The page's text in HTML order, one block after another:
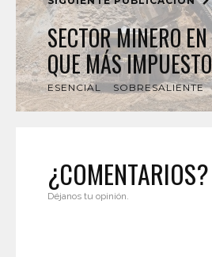
SECTOR MINERO
QUE MÁS
ESENCIAL SOBRESALIENTE
¿COMENTARIOS?
Déjanos tu opinión.